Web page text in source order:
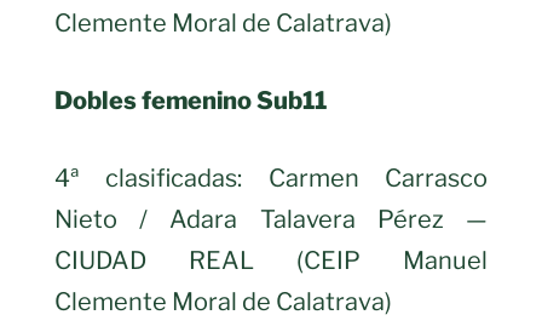
Clemente Moral de Calatrava)
Dobles femenino Sub11
4ª clasificadas: Carmen Carrasco
Nieto / Adara Talavera Pérez —
CIUDAD REAL (CEIP Manuel
Clemente Moral de Calatrava)